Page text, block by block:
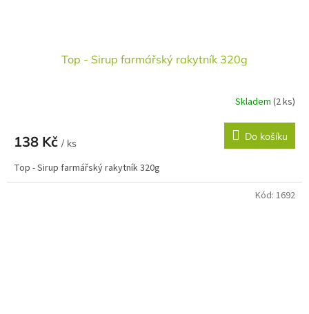
Top - Sirup farmářský rakytník 320g
Skladem (2 ks)
138 Kč / ks
Do košíku
Top - Sirup farmářský rakytník 320g
Kód: 1692